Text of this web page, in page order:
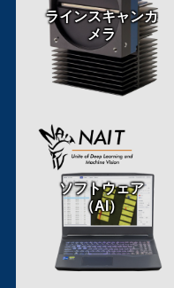
ラインスキャンカ
メラ
ソフトウェア
（AI）